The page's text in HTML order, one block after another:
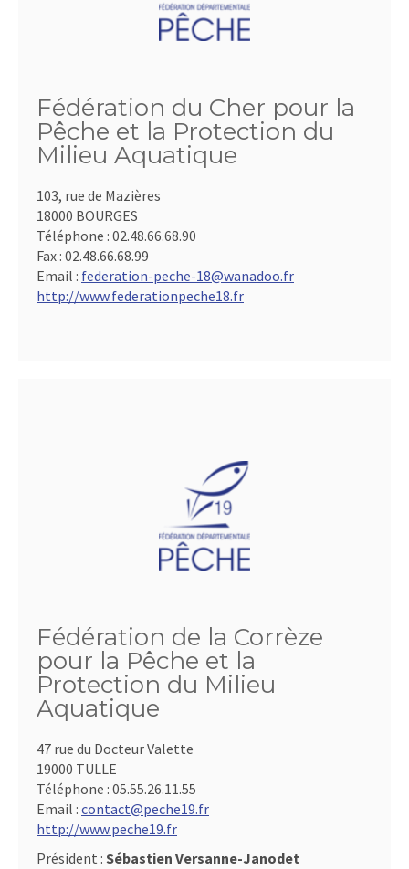
Fédération du Cher pour la
Pêche et la Protection du
Milieu Aquatique
103, rue de Mazières
18000 BOURGES
Téléphone : 02.48.66.68.90
Fax : 02.48.66.68.99
Email : federation-peche-18@wanadoo.fr
http://www.federationpeche18.fr
Fédération de la Corrèze
pour la Pêche et la
Protection du Milieu
Aquatique
47 rue du Docteur Valette
19000 TULLE
Téléphone : 05.55.26.11.55
Email : contact@peche19.fr
http://www.peche19.fr
Président : Sébastien Versanne-Janodet